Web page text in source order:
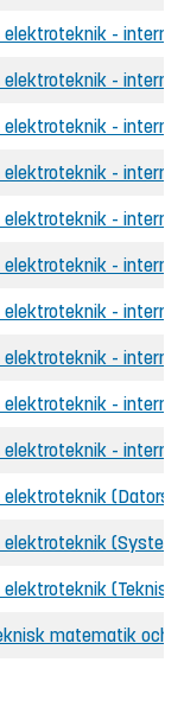
-
-
-
-
-
-
-
-
-
-
matematik och